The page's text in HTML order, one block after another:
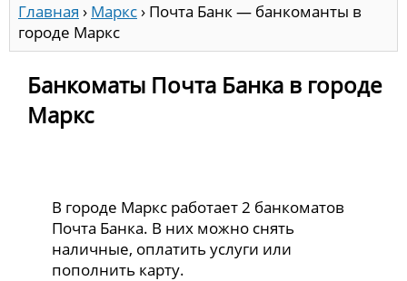
Главная › Маркс› Почта Банк — банкоманты в
городе Маркс
Банкоматы Почта Банка в городе
Маркс
В городе Маркс работает 2 банкоматов
Почта Банка. В них можно снять
наличные, оплатить услуги или
пополнить карту.